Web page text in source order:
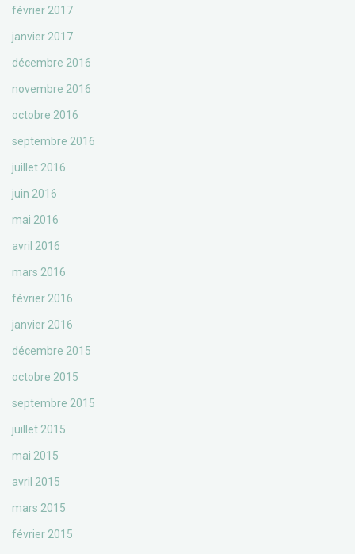
février 2017
janvier 2017
décembre 2016
novembre 2016
octobre 2016
septembre 2016
juillet 2016
juin 2016
mai 2016
avril 2016
mars 2016
février 2016
janvier 2016
décembre 2015
octobre 2015
septembre 2015
juillet 2015
mai 2015
avril 2015
mars 2015
février 2015